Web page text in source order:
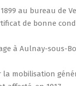
au bureau de
de bonne
à Aulnay-sous-
la mobilisation